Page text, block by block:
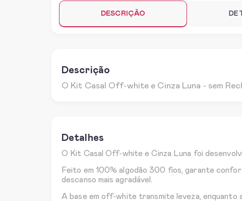
DESCRIÇÃO
Descrição
O Kit Casal Off-white e Cinza Luna - sem
Detalhes
O Kit Casal Off-white e Cinza Luna foi
Feito em 100% algodão 300 fios, garante
descanso mais agradável.
A base em off-white transmite leveza, enquanto